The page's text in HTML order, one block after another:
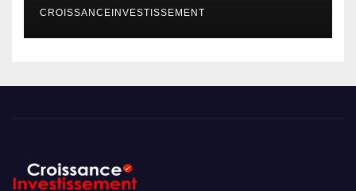
CROISSANCEINVESTISSEMENT